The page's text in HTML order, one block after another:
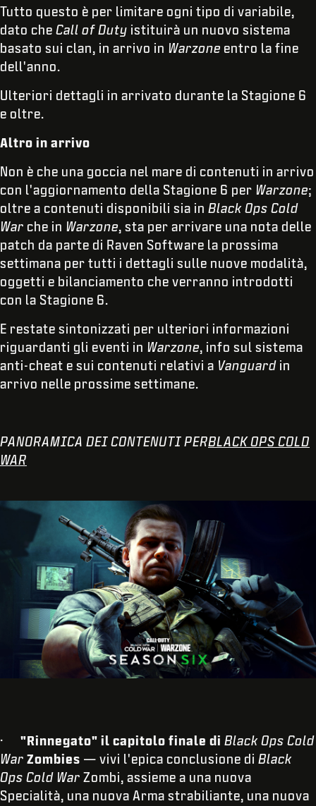
Tutto questo è per limitare ogni tipo di variabile,
dato che Call of Duty istituirà un nuovo sistema
basato sui clan, in arrivo in Warzone entro la fine
dell'anno.
Ulteriori dettagli in arrivato durante la Stagione 6
e oltre.
Altro in arrivo
Non è che una goccia nel mare di contenuti in arrivo
con l'aggiornamento della Stagione 6 per Warzone;
oltre a contenuti disponibili sia in Black Ops Cold
War che in Warzone, sta per arrivare una nota delle
patch da parte di Raven Software la prossima
settimana per tutti i dettagli sulle nuove modalità,
oggetti e bilanciamento che verranno introdotti
con la Stagione 6.
E restate sintonizzati per ulteriori informazioni
riguardanti gli eventi in Warzone, info sul sistema
anti-cheat e sui contenuti relativi a Vanguard in
arrivo nelle prossime settimane.
PANORAMICA DEI CONTENUTI PERBLACK OPS COLD
WAR
· "Rinnegato" il capitolo finale di Black Ops Cold
War Zombies — vivi l'epica conclusione di Black
Ops Cold War Zombi, assieme a una nuova
Specialità, una nuova Arma strabiliante, una nuova